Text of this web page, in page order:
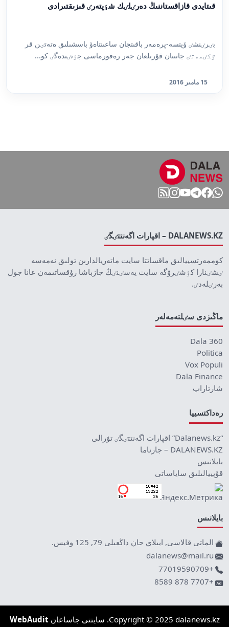
قىتايدى قازاقستاننىڭ دەرٸلٸك شٶپتەرٸ قىزىقتىرادى
بٸرٸنشٸ ۆيتسە-پرەمەر باقىتجان ساعىنتاەۆ باسشىلىق ەتەتٸن قر
ٷكٸمەتٸ جانىنان قۇرىلعان جەر رەفورماسى جٶنٸندەگٸ كو...
15 مامىر 2016
DALANEWS.KZ – اقپارات اگەنتتٸگٸ
كوممەرتسييالىق ماقساتتا سايت ماتەريالدارىن تولىق نەمەسە
ٸشٸنارا كٶشٸرۋگە سايت يەسٸنٸڭ جازباشا رۇقساتىمەن عانا جول
بەرٸلەدٸ.
ماڭىزدى سٸلتەمەلەر
Dala 360
Politica
Vox Populi
Dala Finance
شارتاراپ
رەداكتسييا
“Dalanews.kz” اقپارات اگەنتتٸگٸ تۋرالى
DALANEWS.KZ – جارناما
بايلانىس
قۇپييالىلىق ساياساتى
بايلانىس
الماتى قالاسى, ابىلاي حان داڭعىلى 79, 125 وفيس.
dalanews@mail.ru
+77019590709
+7707 878 8589
Copyright © 2025 dalanews.kz. سايتتى جاساعان WebAudit